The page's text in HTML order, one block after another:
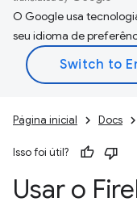
O Google usa
seu idioma de
Página inicial Docs
Isso foi útil?
Usar o